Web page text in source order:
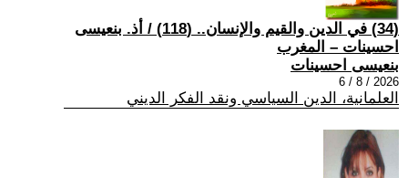
(34) في الدين والقيم والإنسان.. (118) / أذ. بنعيسى
احسينات – المغرب
بنعيسى احسينات
2026 / 8 / 6
العلمانية، الدين السياسي ونقد الفكر الديني